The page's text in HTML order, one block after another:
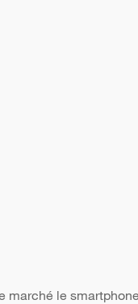
marché le